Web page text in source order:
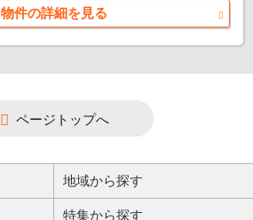
物件の詳細を見る
ページトップへ
地域から探す
特集から探す